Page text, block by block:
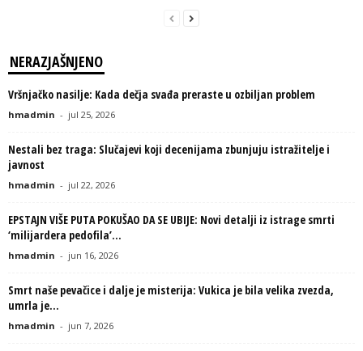
NERAZJAŠNJENO
Vršnjačko nasilje: Kada dečja svađa preraste u ozbiljan problem
hmadmin - jul 25, 2026
Nestali bez traga: Slučajevi koji decenijama zbunjuju istražitelje i
javnost
hmadmin - jul 22, 2026
EPSTAJN VIŠE PUTA POKUŠAO DA SE UBIJE: Novi detalji iz istrage smrti
‘milijardera pedofila’...
hmadmin - jun 16, 2026
Smrt naše pevačice i dalje je misterija: Vukica je bila velika zvezda,
umrla je...
hmadmin - jun 7, 2026